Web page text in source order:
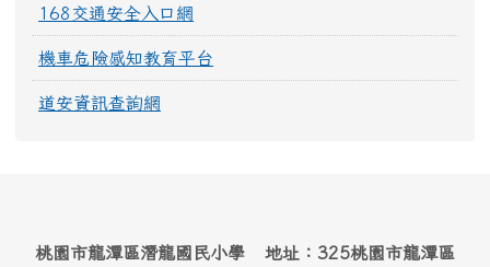
168交通安全入口網
機車危險感知教育平台
道安資訊查詢網
桃園市龍潭區潛龍國民小學 地址：325桃園市龍潭區